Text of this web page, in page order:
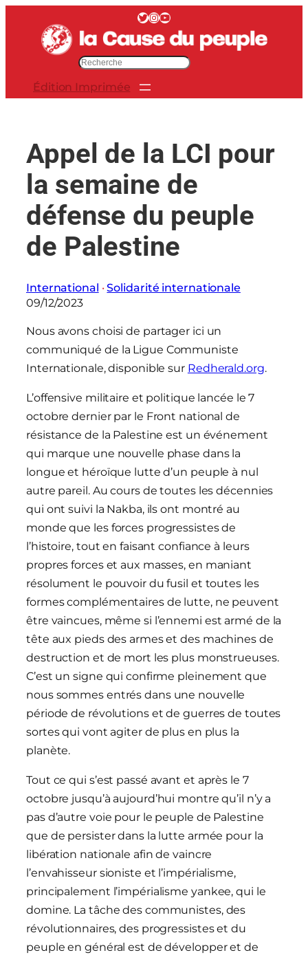
contenu
Twitter InstagramYouTube
c
r
Édition Imprimée
Appel de la LCI pour
la semaine de
défense du peuple
de Palestine
International · Solidarité internationale
09/12/2023
Nous avons choisi de partager ici un
communiqué de la Ligue Communiste
Internationale, disponible sur Redherald.org.
L’offensive militaire et politique lancée le 7
octobre dernier par le Front national de
résistance de la Palestine est un événement
qui marque une nouvelle phase dans la
longue et héroïque lutte d’un peuple à nul
autre pareil. Au cours de toutes les décennies
qui ont suivi la Nakba, ils ont montré au
monde que les forces progressistes de
l’histoire, tout en faisant confiance à leurs
propres forces et aux masses, en maniant
résolument le pouvoir du fusil et toutes les
formes complémentaires de lutte, ne peuvent
être vaincues, même si l’ennemi est armé de la
tête aux pieds des armes et des machines de
destruction et de mort les plus monstrueuses.
C’est un signe qui confirme pleinement que
nous sommes entrés dans une nouvelle
période de révolutions et de guerres de toutes
sortes qui vont agiter de plus en plus la
planète.
Tout ce qui s’est passé avant et après le 7
octobre jusqu’à aujourd’hui montre qu’il n’y a
pas d’autre voie pour le peuple de Palestine
que de persister dans la lutte armée pour la
libération nationale afin de vaincre
l’envahisseur sioniste et l’impérialisme,
principalement l’impérialisme yankee, qui le
domine. La tâche des communistes, des
révolutionnaires, des progressistes et du
peuple en général est de développer et de